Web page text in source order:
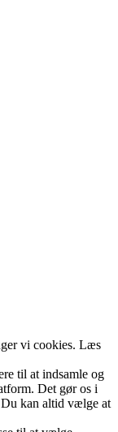
vi cookies. Læs
til at indsamle og
Det gør os i
kan altid vælge at